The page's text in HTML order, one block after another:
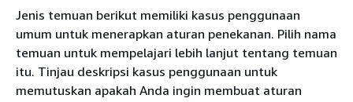
Jenis temuan berikut memiliki kasus penggunaan
umum untuk menerapkan aturan penekanan. Pilih nama
temuan untuk mempelajari lebih lanjut tentang temuan
itu. Tinjau deskripsi kasus penggunaan untuk
memutuskan apakah Anda ingin membuat aturan